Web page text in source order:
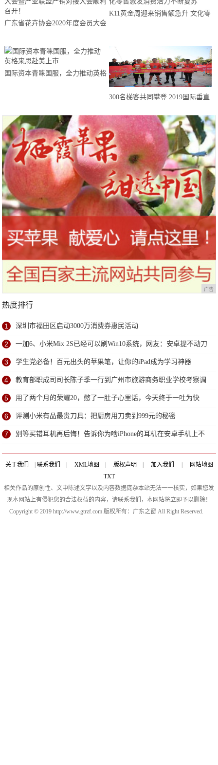
广东省花卉协会2020年度会员大会
开！
K11黄金周迎来销售额急升 文化零
国际资本青睐国服，全力推动英格
300名梯客共同攀登 2019国际垂直
站欢乐开跑
广告
热度排行
1 深圳市福田区启动3000万消费券惠民活动
2 一加6、小米Mix 2S已经可以刷Win10系统，网友：安卓提不动刀
了？
3 学生党必备！百元出头的苹果笔，让你的iPad成为学习神器
4 教育部职成司司长陈子季一行到广州市旅游商务职业学校考察调
研
5 用了两个月的荣耀20，憋了一肚子心里话，今天终于一吐为快
6 评测小米有品最贵刀具：把厨房用刀卖到999元的秘密
7 别等买错耳机再后悔！告诉你为啥iPhone的耳机在安卓手机上不
能用
关于我们 联系我们 XML地图 版权声明 加入我们
网站地图
TXT
相关作品的原创性、文中陈述文字以及内容数据庞杂本站无法一一核实，如果您发
现本网站上有侵犯您的合法权益的内容，请联系我们，本网站将立即予以删除！
Copyright © 2019 http://www.gtrzf.com 版权所有：广东之窗 All Right Reserved.